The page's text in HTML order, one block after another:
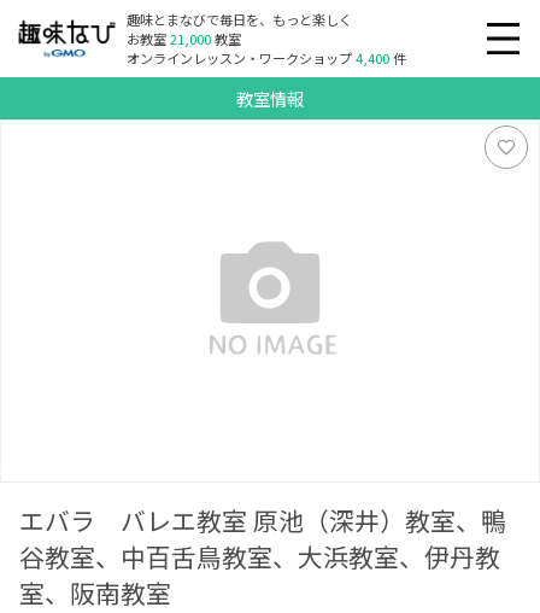
趣味とまなびで毎日を、もっと楽しく
お教室21,000教室
オンラインレッスン・ワークショップ4,400件
教室情報
エバラ バレエ教室 原池（深井）教室、鴨
谷教室、中百舌鳥教室、大浜教室、伊丹教
室、阪南教室